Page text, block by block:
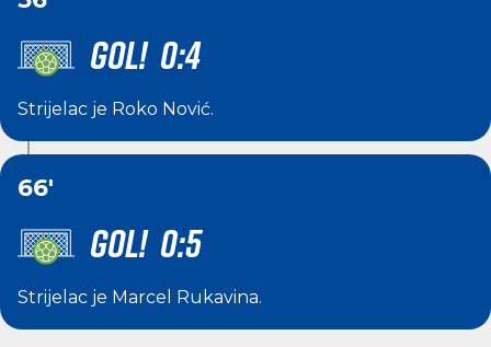
GOL! 0:4
Strijelac je Roko Nović.
66'
GOL! 0:5
Strijelac je Marcel Rukavina.